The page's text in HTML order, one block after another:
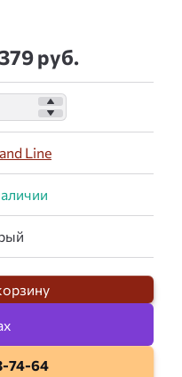
руб.
Line
74-64